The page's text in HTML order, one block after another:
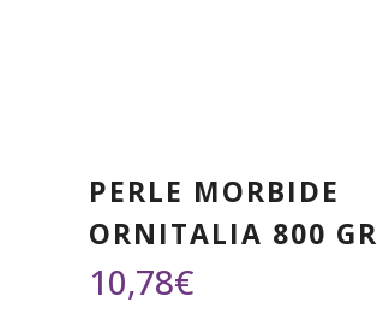
PERLE MORBIDE
ORNITALIA 800 GR
10,78€